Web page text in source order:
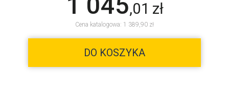
,01 zł
Cena katalogowa: 1 389,90 zł
DO KOSZYKA